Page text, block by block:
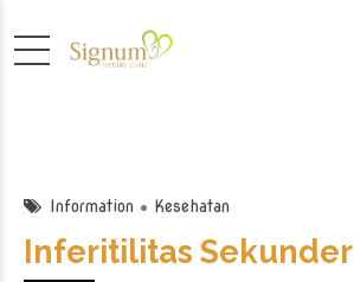
Information Kesehatan
Inferitilitas Sekunder